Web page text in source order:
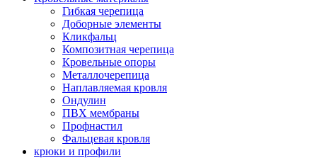
Гибкая черепица
Доборные элементы
Кликфальц
Композитная черепица
Кровельные опоры
Металлочерепица
Наплавляемая кровля
Ондулин
ПВХ мембраны
Профнастил
Фальцевая кровля
крюки и профили